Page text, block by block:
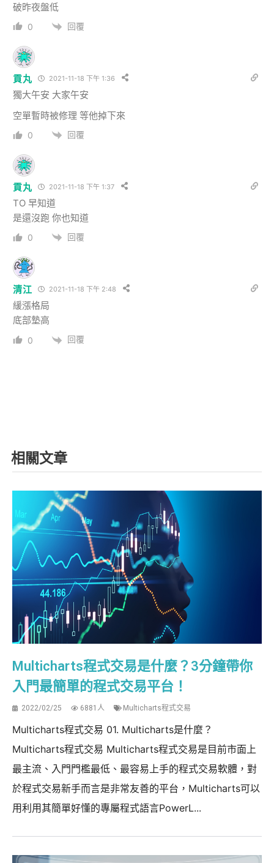
破昨夜盤低
0 回覆
貢丸 2021-11-18 下午 1:36
獨大午安 大家午安
空單暫時被修理 等他掉下來
0 回覆
貢丸 2021-11-18 下午 1:37
TO 早知道
是還沒跑 你也知道
0 回覆
清江 2021-11-18 下午 2:48
緩漲格局
底部墊高
0 回覆
相關文章
Multicharts程式交易是什麼？3分鐘帶你
入門最簡單的程式交易平台！
2022/02/25 6881人 Multicharts程式交易
Multicharts程式交易 01. Multicharts是什麼？
Multicharts程式交易 Multicharts程式交易是目前市面上
最主流、入門門檻最低、最容易上手的程式交易軟體，對
於程式交易新手而言是非常友善的平台，Multicharts可以
用利用其簡單好懂的專屬程式語言PowerL...